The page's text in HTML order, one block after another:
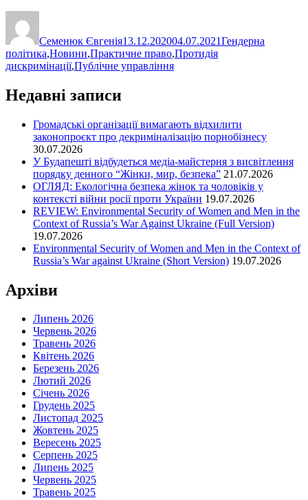
Семенюк Євгенія13.12.202004.07.2021Гендерна
політика,Новини,Практичне право,Протидія
дискримінації,Публічне управління
Недавні записи
Громадські організації вимагають відхилити
законопроєкт про декриміналізацію порнобізнесу
30.07.2026
У Будапешті відбудеться медіа-майстерня з висвітлення
порядку денного “Жінки, мир, безпека” 21.07.2026
ОГЛЯД: Екологічна безпека жінок та чоловіків у
контексті війни росії проти України 19.07.2026
REVIEW: Environmental Security of Women and Men in the
Context of Russia’s War Against Ukraine (Full Version)
19.07.2026
Environmental Security of Women and Men in the Context of
Russia’s War against Ukraine (Short Version) 19.07.2026
Архіви
Липень 2026
Червень 2026
Травень 2026
Квітень 2026
Березень 2026
Лютий 2026
Січень 2026
Грудень 2025
Листопад 2025
Жовтень 2025
Вересень 2025
Серпень 2025
Липень 2025
Червень 2025
Травень 2025